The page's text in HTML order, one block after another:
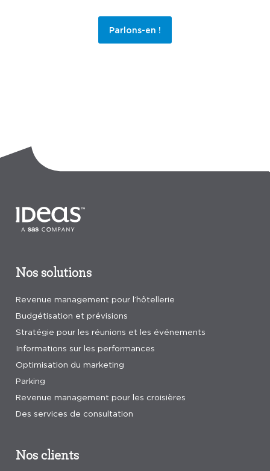
Parlons-en !
Nos solutions
Revenue management pour l’hôtellerie
Budgétisation et prévisions
Stratégie pour les réunions et les événements
Informations sur les performances
Optimisation du marketing
Parking
Revenue management pour les croisières
Des services de consultation
Nos clients